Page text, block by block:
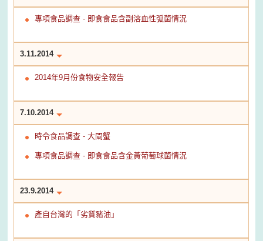
專項食品調查 - 即食食品含副溶血性弧菌情況
3.11.2014
2014年9月份食物安全報告
7.10.2014
時令食品調查 - 大閘蟹
專項食品調查 - 即食食品含金黃葡萄球菌情況
23.9.2014
產自台灣的「劣質豬油」